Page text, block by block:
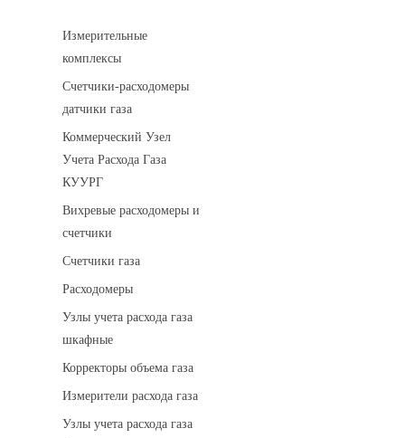
Измерительные
комплексы
Счетчики-расходомеры
датчики газа
Коммерческий Узел
Учета Расхода Газа
КУУРГ
Вихревые расходомеры и
счетчики
Счетчики газа
Расходомеры
Узлы учета расхода газа
шкафные
Корректоры объема газа
Измерители расхода газа
Узлы учета расхода газа